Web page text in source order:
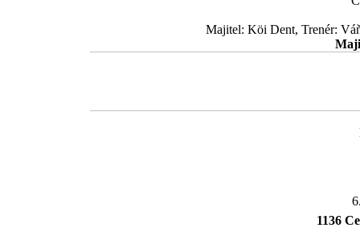
Majitel: Köi Dent, Trenér:
1136